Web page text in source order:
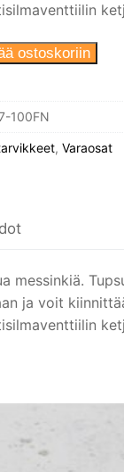
ostoskoriin
100FN
, Varaosat
messinkiä.
ja voit